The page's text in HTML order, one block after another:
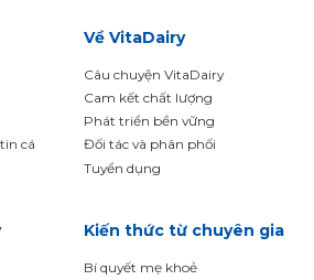
cá
Về VitaDairy
Câu chuyện VitaDairy
Cam kết chất lượng
Phát triển bền vững
Đối tác và phân phối
Tuyển dụng
Kiến thức từ chuyên gia
Bí quyết mẹ khoẻ